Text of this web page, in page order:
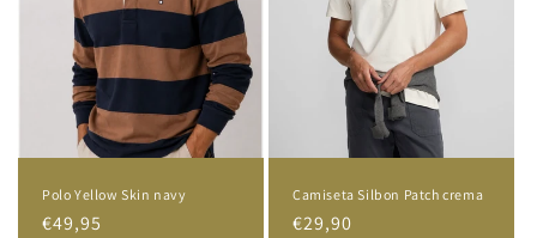
Polo Yellow Skin navy
Precio
€49,95
Camiseta Silbon Patch crema
Precio
€29,90